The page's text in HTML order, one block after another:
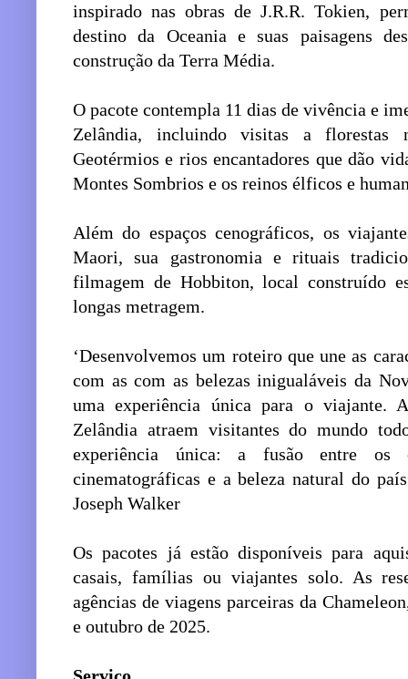
inspirado nas obras de J.R.R. Tokien,
destino da Oceania e suas paisagens
construção da Terra Média.
O pacote contempla 11 dias de vivência e
Zelândia, incluindo visitas a florestas
Geotérmios e rios encantadores que dão
Montes Sombrios e os reinos élficos e
Além do espaços cenográficos, os
Maori, sua gastronomia e rituais
filmagem de Hobbiton, local construído
longas metragem.
‘Desenvolvemos um roteiro que une as
com as com as belezas inigualáveis da
uma experiência única para o viajante.
Zelândia atraem visitantes do mundo
experiência única: a fusão entre os
cinematográficas e a beleza natural do
Joseph Walker
Os pacotes já estão disponíveis para
casais, famílias ou viajantes solo. As
agências de viagens parceiras da
e outubro de 2025.